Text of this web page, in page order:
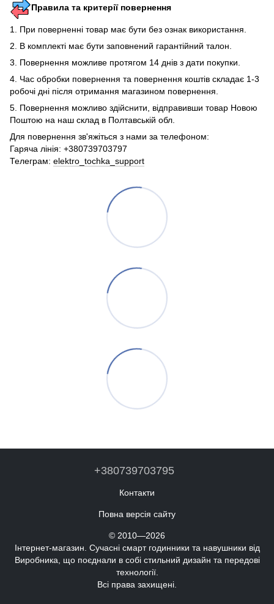
Правила та критерії повернення
1. При поверненні товар має бути без ознак використання.
2. В комплекті має бути заповнений гарантійний талон.
3. Повернення можливе протягом 14 днів з дати покупки.
4. Час обробки повернення та повернення коштів складає 1-3
робочі дні після отримання магазином повернення.
5. Повернення можливо здійснити, відправивши товар Новою
Поштою на наш склад в Полтавській обл.
Для повернення зв'яжіться з нами за телефоном:
Гаряча лінія: +380739703797
Телеграм: elektro_tochka_support
+380739703795
Контакти
Повна версія сайту
© 2010—2026
Інтернет-магазин. Сучасні смарт годинники та навушники від
Виробника, що поєднали в собі стильний дизайн та передові
технології.
Всі права захищені.